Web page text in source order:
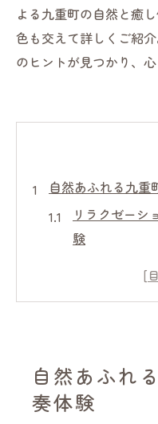
よる九重町の自然と癒
色も交えて詳しくご紹
のヒントが見つかり、
自然あふれる九重
リラクゼーシ
験
九重町の豊か
体感
四季折々の九
自然あふれ
奏体験